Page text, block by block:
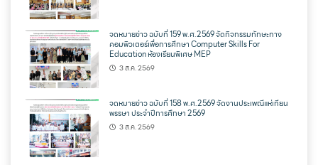
จดหมายข่าว ฉบับที่ 159 พ.ศ.2569 จัดกิจกรรมทักษะทาง
คอมพิวเตอร์เพื่อการศึกษา Computer Skills For
Education ห้องเรียนพิเศษ MEP
3 ส.ค. 2569
จดหมายข่าว ฉบับที่ 158 พ.ศ.2569 จัดงานประเพณีแห่เทียน
พรรษา ประจำปีการศึกษา 2569
3 ส.ค. 2569